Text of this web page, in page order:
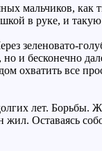
мальчиков, как
в руке, и
зеленовато-
и бесконечно
охватить все
лет.
Оставаясь